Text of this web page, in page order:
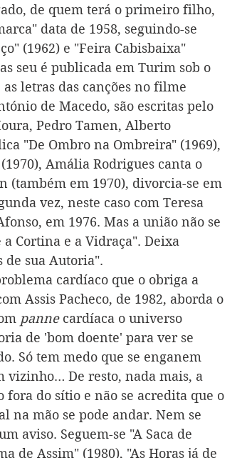
de quem terá o primeiro filho,
data de 1958, seguindo-se
(1962) e "Feira Cabisbaixa"
seu é publicada em Turim sob o
letras das canções no filme
de Macedo, são escritas pelo
Pedro Tamen, Alberto
"De Ombro na Ombreira" (1969),
Amália Rodrigues canta o
(também em 1970), divorcia-se em
vez, neste caso com Teresa
em 1976. Mas a união não se
Cortina e a Vidraça". Deixa
de sua Autoria".
cardíaco que o obriga a
Assis Pacheco, de 1982, aborda o
panne cardíaca o universo
de 'bom doente' para ver se
Só tem medo que se enganem
vizinho… De resto, nada mais, a
fora do sítio e não se acredita que o
na mão se pode andar. Nem se
aviso. Seguem-se "A Saca de
de Assim" (1980), "As Horas já de